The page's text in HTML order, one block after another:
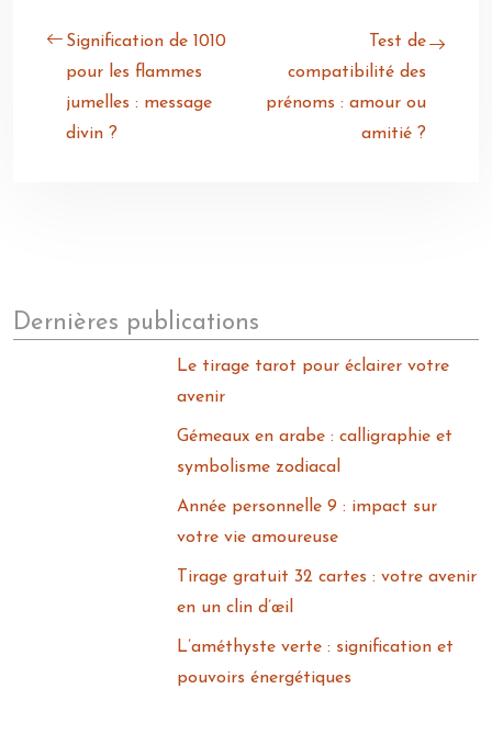
Signification de 1010
pour les flammes
jumelles : message
divin ?
Test de
compatibilité des
prénoms : amour ou
amitié ?
Dernières publications
Le tirage tarot pour éclairer votre
avenir
Gémeaux en arabe : calligraphie et
symbolisme zodiacal
Année personnelle 9 : impact sur
votre vie amoureuse
Tirage gratuit 32 cartes : votre avenir
en un clin d’œil
L’améthyste verte : signification et
pouvoirs énergétiques